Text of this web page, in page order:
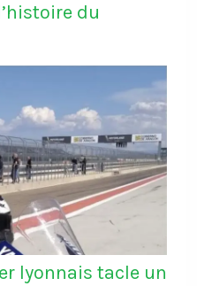
du
lyonnais tacle un